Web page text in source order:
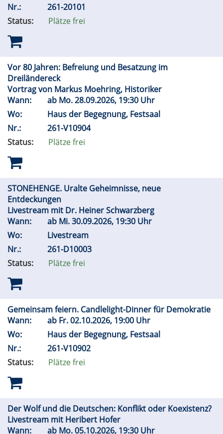
Nr.:
261-20101
Status:
Plätze frei
Vor 80 Jahren: Befreiung und Besatzung im
Dreiländereck
Vortrag von Markus Moehring, Historiker
Wann:
ab Mo.28.09.2026, 19:30 Uhr
Wo:
Haus der Begegnung, Festsaal
Nr.:
261-V10904
Status:
Plätze frei
STONEHENGE. Uralte Geheimnisse, neue
Entdeckungen
Livestream mit Dr. Heiner Schwarzberg
Wann:
ab Mi.30.09.2026, 19:30 Uhr
Wo:
Livestream
Nr.:
261-D10003
Status:
Plätze frei
Gemeinsam feiern. Candlelight-Dinner für Demokratie
Wann:
ab Fr.02.10.2026, 19:00 Uhr
Wo:
Haus der Begegnung, Festsaal
Nr.:
261-V10902
Status:
Plätze frei
Der Wolf und die Deutschen: Konflikt oder Koexistenz?
Livestream mit Heribert Hofer
Wann:
ab Mo.05.10.2026, 19:30 Uhr